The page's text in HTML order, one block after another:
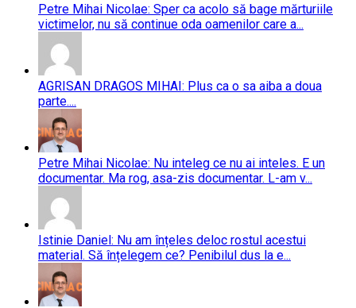
Petre Mihai Nicolae: Sper ca acolo să bage mărturiile
victimelor, nu să continue oda oamenilor care a...
AGRISAN DRAGOS MIHAI: Plus ca o sa aiba a doua
parte....
Petre Mihai Nicolae: Nu inteleg ce nu ai inteles. E un
documentar. Ma rog, asa-zis documentar. L-am v...
Istinie Daniel: Nu am înțeles deloc rostul acestui
material. Să înțelegem ce? Penibilul dus la e...